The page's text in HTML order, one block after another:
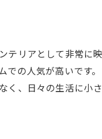
リアとして非常に
の人気が高いです
く、日々の生活に小